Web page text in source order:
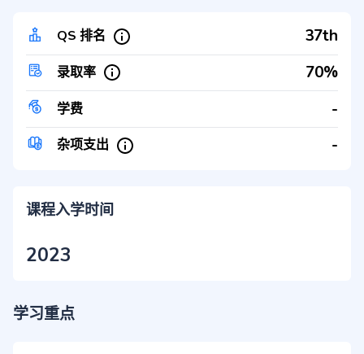
QS 排名 37th
录取率 70%
学费 -
杂项支出 -
课程入学时间
2023
学习重点